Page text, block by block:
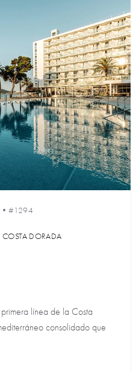
•#1294
DORADA
línea de la Costa
consolidado que